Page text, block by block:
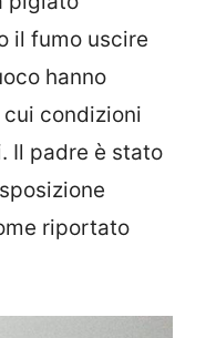
il fumo uscire
hanno
condizioni
Il padre è stato
riportato